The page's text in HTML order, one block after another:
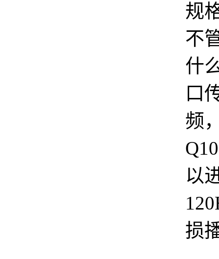
规
不
什
口
频
以
损